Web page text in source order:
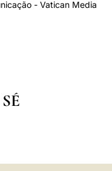
- Vatican Media